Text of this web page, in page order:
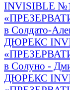
INVISIBLE
в Солдато-
ДЮРЕКС
в Солуно -
ДЮРЕКС